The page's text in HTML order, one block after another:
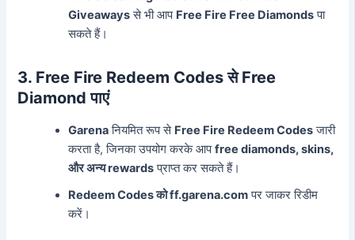
Giveawaysसे भी आप Free Fire Free Diamondsपा
सकते हैं।
3. Free Fire Redeem Codes से Free
Diamond पाएं
Garenaनियमित रूप से Free Fire Redeem Codesजारी
करता है, जिनका उपयोग करके आपfree diamonds, skins,
और अन्य rewardsप्राप्त कर सकते हैं।
Redeem Codes को ff.garena.comपर जाकर रिडीम
करें।